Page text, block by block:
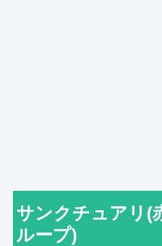
サンクチュアリ(
ループ)